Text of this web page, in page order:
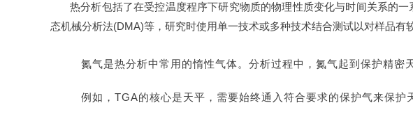
热分析包括了在受控温度程序下研究物质的物理性质变化与时间关系的一
态机械分析法(DMA)等，研究时使用单一技术或多种技术结合测试以对样品有
氮气是热分析中常用的惰性气体。分析过程中，氮气起到保护精密
例如，TGA的核心是天平，需要始终通入符合要求的保护气来保